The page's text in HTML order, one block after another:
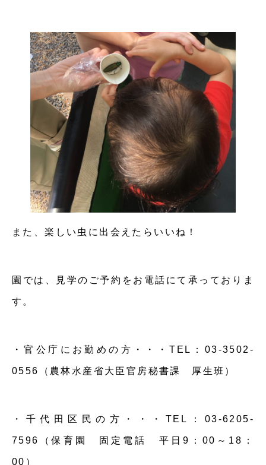
また、楽しい虫に出会えたらいいね！
園では、見学のご予約をお電話にて承っておりま
す。
・官公庁にお勤めの方・・・TEL：03-3502-
0556（農林水産省大臣官房秘書課 厚生班）
・千代田区民の方・・・TEL：03-6205-
7596（保育園 固定電話 平日9：00～18：
00）